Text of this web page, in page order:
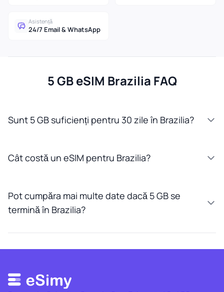
Asistență
24/7 Email & WhatsApp
5 GB eSIM Brazilia FAQ
Sunt 5 GB suficienți pentru 30 zile în Brazilia?
Cât costă un eSIM pentru Brazilia?
Pot cumpăra mai multe date dacă 5 GB se
termină în Brazilia?